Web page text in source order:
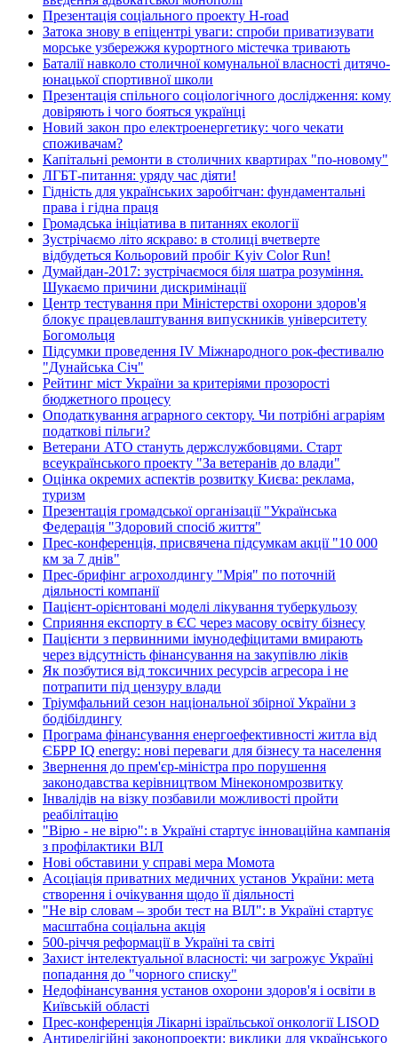
Презентація соціального проекту H-road
Затока знову в епіцентрі уваги: спроби приватизувати
морське узбережжя курортного містечка тривають
Баталії навколо столичної комунальної власності дитячо-
юнацької спортивної школи
Презентація спільного соціологічного дослідження: кому
довіряють і чого бояться українці
Новий закон про електроенергетику: чого чекати
споживачам?
Капітальні ремонти в столичних квартирах "по-новому"
ЛГБТ-питання: уряду час діяти!
Гідність для українських заробітчан: фундаментальні
права і гідна праця
Громадська ініціатива в питаннях екології
Зустрічаємо літо яскраво: в столиці вчетверте
відбудеться Кольоровий пробіг Kyiv Color Run!
Думайдан-2017: зустрічаємося біля шатра розуміння.
Шукаємо причини дискримінації
Центр тестування при Міністерстві охорони здоров'я
блокує працевлаштування випускників університету
Богомольця
Підсумки проведення IV Міжнародного рок-фестивалю
"Дунайська Січ"
Рейтинг міст України за критеріями прозорості
бюджетного процесу
Оподаткування аграрного сектору. Чи потрібні аграріям
податкові пільги?
Ветерани АТО стануть держслужбовцями. Старт
всеукраїнського проекту "За ветеранів до влади"
Оцінка окремих аспектів розвитку Києва: реклама,
туризм
Презентація громадської організації "Українська
Федерація "Здоровий спосіб життя"
Прес-конференція, присвячена підсумкам акції "10 000
км за 7 днів"
Прес-брифінг агрохолдингу "Мрія" по поточній
діяльності компанії
Пацієнт-орієнтовані моделі лікування туберкульозу
Сприяння експорту в ЄС через масову освіту бізнесу
Пацієнти з первинними імунодефіцитами вмирають
через відсутність фінансування на закупівлю ліків
Як позбутися від токсичних ресурсів агресора і не
потрапити під цензуру влади
Тріумфальний сезон національної збірної України з
бодібілдингу
Програма фінансування енергоефективності житла від
ЄБРР IQ energy: нові переваги для бізнесу та населення
Звернення до прем'єр-міністра про порушення
законодавства керівництвом Мінекономрозвитку
Інвалідів на візку позбавили можливості пройти
реабілітацію
"Вірю - не вірю": в Україні стартує інноваційна кампанія
з профілактики ВІЛ
Нові обставини у справі мера Момота
Асоціація приватних медичних установ України: мета
створення і очікування щодо її діяльності
"Не вір словам – зроби тест на ВІЛ": в Україні стартує
масштабна соціальна акція
500-річчя реформації в Україні та світі
Захист інтелектуальної власності: чи загрожує Україні
попадання до "чорного списку"
Недофінансування установ охорони здоров'я і освіти в
Київській області
Прес-конференція Лікарні ізраїльської онкології LISOD
Антирелігійні законопроекти: виклики для українського